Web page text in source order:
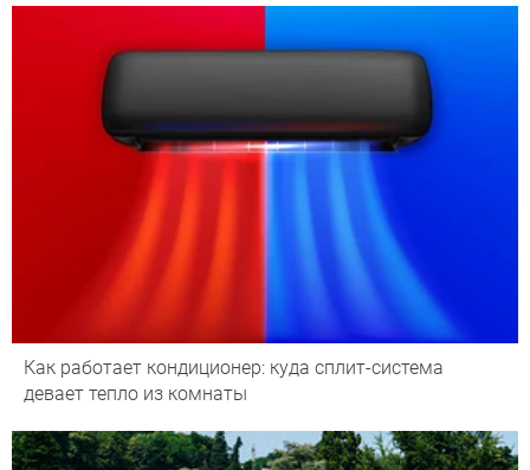
Как работает кондиционер: куда сплит-система
девает тепло из комнаты